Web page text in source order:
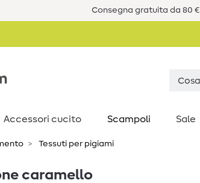
Consegna gratuita da 80 €
Accessori cucito Scampoli Sale
Tessuti per pigiami
caramello